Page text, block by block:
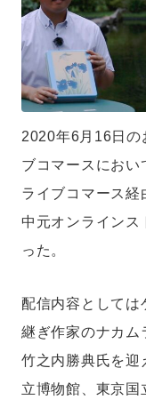
2020年6月16日の
ブコマースにおい
ライブコマース経
中元オンラインス
った。
配信内容としては
継ぎ作家のナカム
竹之内勝典氏を迎
立博物館、東京国